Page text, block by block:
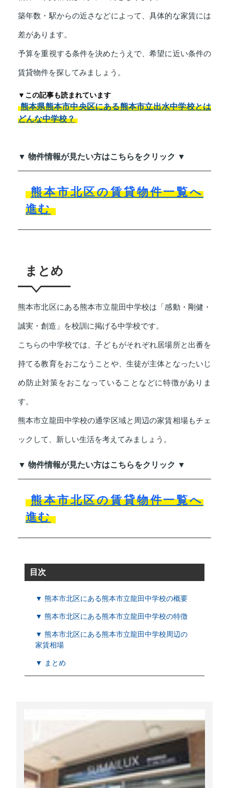
築年数・駅からの近さなどによって、具体的な家賃には
差があります。
予算を重視する条件を決めたうえで、希望に近い条件の
賃貸物件を探してみましょう。
▼この記事も読まれています
熊本県熊本市中央区にある熊本市立出水中学校とは
どんな中学校？
▼ 物件情報が見たい方はこちらをクリック ▼
熊本市北区の賃貸物件一覧へ
進む
まとめ
熊本市北区にある熊本市立龍田中学校は「感動・剛健・
誠実・創造」を校訓に掲げる中学校です。
こちらの中学校では、子どもがそれぞれ居場所と出番を
持てる教育をおこなうことや、生徒が主体となったいじ
め防止対策をおこなっていることなどに特徴がありま
す。
熊本市立龍田中学校の通学区域と周辺の家賃相場もチェ
ックして、新しい生活を考えてみましょう。
▼ 物件情報が見たい方はこちらをクリック ▼
熊本市北区の賃貸物件一覧へ
進む
目次
▼ 熊本市北区にある熊本市立龍田中学校の概要
▼ 熊本市北区にある熊本市立龍田中学校の特徴
▼ 熊本市北区にある熊本市立龍田中学校周辺の
家賃相場
▼ まとめ